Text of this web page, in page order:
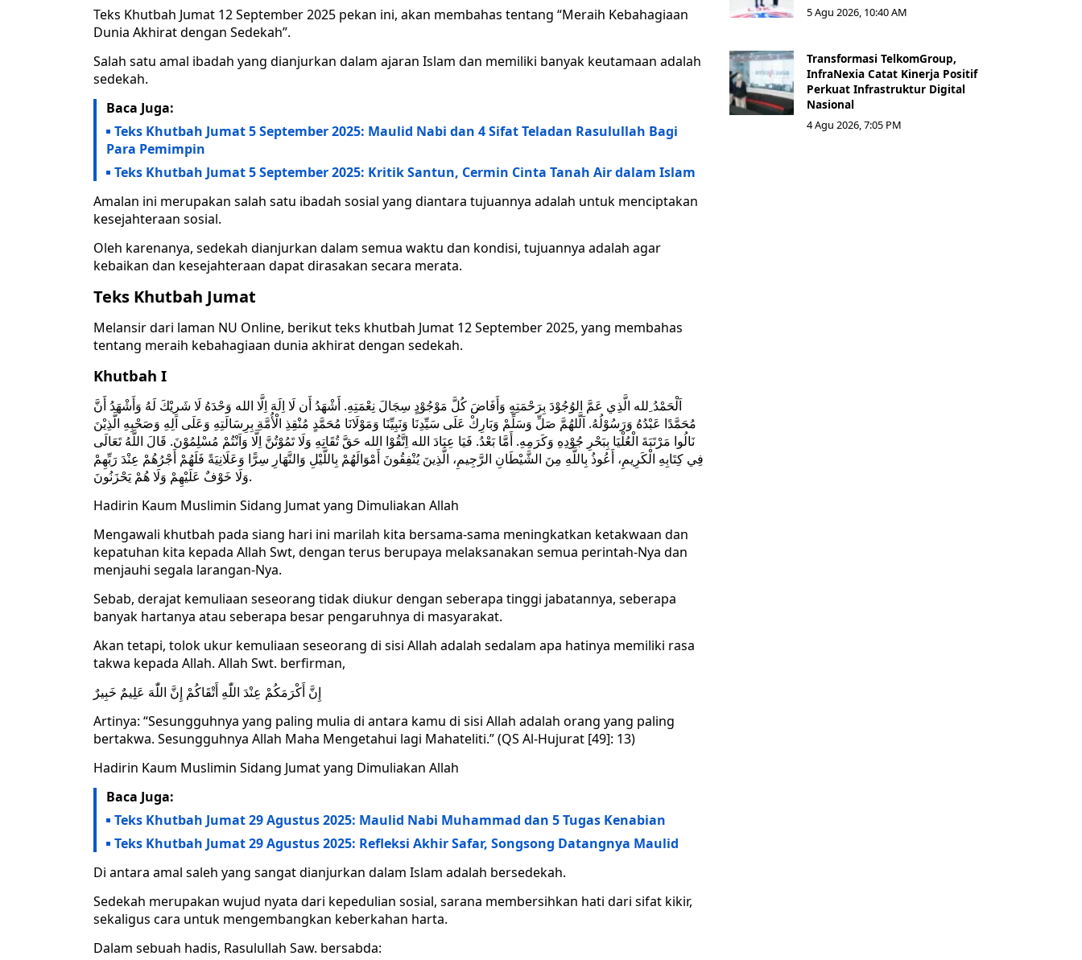
Teks Khutbah Jumat 12 September 2025 pekan ini, akan membahas tentang “Meraih Kebahagiaan
Dunia Akhirat dengan Sedekah”.
Salah satu amal ibadah yang dianjurkan dalam ajaran Islam dan memiliki banyak keutamaan adalah
sedekah.
Baca Juga:
Teks Khutbah Jumat 5 September 2025: Maulid Nabi dan 4 Sifat Teladan Rasulullah Bagi
Para Pemimpin
Teks Khutbah Jumat 5 September 2025: Kritik Santun, Cermin Cinta Tanah Air dalam Islam
Amalan ini merupakan salah satu ibadah sosial yang diantara tujuannya adalah untuk menciptakan
kesejahteraan sosial.
Oleh karenanya, sedekah dianjurkan dalam semua waktu dan kondisi, tujuannya adalah agar
kebaikan dan kesejahteraan dapat dirasakan secara merata.
Teks Khutbah Jumat
Melansir dari laman NU Online, berikut teks khutbah Jumat 12 September 2025, yang membahas
tentang meraih kebahagiaan dunia akhirat dengan sedekah.
Khutbah I
اَلْحَمْدُ ِلله الَّذِي عَمَّ الوُجُوْدَ بِرَحْمَتِهِ وَأَفَاضَ كُلَّ مَوْجُوْدٍ سِجَالَ نِعْمَتِهِ. أَشْهَدُ أَن لَا اِلَهَ اِلَّا الله وَحْدَهُ لَا شَرِيْكَ لَهُ وَأَشْهَدُ أَنَّ
مُحَمَّدًا عَبْدُهُ وَرَسُوْلُهُ. اَلَّلهُمَّ صَلِّ وَسَلِّمْ وَبَارِكْ عَلَى سَيِّدِنَا وَنَبِيِّنَا وَمَوْلَانَا مُحَمَّدٍ مُنْقِذِ الْأُمَّةِ بِرِسَالَتِهِ وَعَلَى اَلِهِ وَصَحْبِهِ الَّذِيْنَ
نَالُوا مَرْتَبَةَ الْعُلْيَا بِبَحْرِ جُوْدِهِ وَكَرَمِهِ. أَمَّا بَعْدُ. فَيَا عِبَادَ الله اِتَّقُوْا الله حَقَّ تُقَاتِهِ وَلَا تَمُوْتُنَّ اِلَّا وَاَنْتُمْ مُسْلِمُوْنَ. قَالَ اللَّهُ تَعَالَى
فِي كِتَابِهِ الْكَرِيمِ، أَعُوذُ بِاللَّهِ مِنَ الشَّيْطَانِ الرَّجِيمِ، الَّذِينَ يُنْفِقُونَ أَمْوَالَهُمْ بِاللَّيْلِ وَالنَّهَارِ سِرًّا وَعَلَانِيَةً فَلَهُمْ أَجْرُهُمْ عِنْدَ رَبِّهِمْ
وَلَا خَوْفٌ عَلَيْهِمْ وَلَا هُمْ يَحْزَنُونَ.
Hadirin Kaum Muslimin Sidang Jumat yang Dimuliakan Allah
Mengawali khutbah pada siang hari ini marilah kita bersama-sama meningkatkan ketakwaan dan
kepatuhan kita kepada Allah Swt, dengan terus berupaya melaksanakan semua perintah-Nya dan
menjauhi segala larangan-Nya.
Sebab, derajat kemuliaan seseorang tidak diukur dengan seberapa tinggi jabatannya, seberapa
banyak hartanya atau seberapa besar pengaruhnya di masyarakat.
Akan tetapi, tolok ukur kemuliaan seseorang di sisi Allah adalah sedalam apa hatinya memiliki rasa
takwa kepada Allah. Allah Swt. berfirman,
إِنَّ أَكْرَمَكُمْ عِنْدَ اللّٰهِ أَتْقَاكُمْ إِنَّ اللّٰهَ عَلِيمٌ خَبِيرٌ
Artinya: “Sesungguhnya yang paling mulia di antara kamu di sisi Allah adalah orang yang paling
bertakwa. Sesungguhnya Allah Maha Mengetahui lagi Mahateliti.” (QS Al-Hujurat [49]: 13)
Hadirin Kaum Muslimin Sidang Jumat yang Dimuliakan Allah
Baca Juga:
Teks Khutbah Jumat 29 Agustus 2025: Maulid Nabi Muhammad dan 5 Tugas Kenabian
Teks Khutbah Jumat 29 Agustus 2025: Refleksi Akhir Safar, Songsong Datangnya Maulid
Di antara amal saleh yang sangat dianjurkan dalam Islam adalah bersedekah.
Sedekah merupakan wujud nyata dari kepedulian sosial, sarana membersihkan hati dari sifat kikir,
sekaligus cara untuk mengembangkan keberkahan harta.
Dalam sebuah hadis, Rasulullah Saw. bersabda:
5 Agu 2026, 10:40 AM
Transformasi TelkomGroup,
InfraNexia Catat Kinerja Positif
Perkuat Infrastruktur Digital
Nasional
4 Agu 2026, 7:05 PM